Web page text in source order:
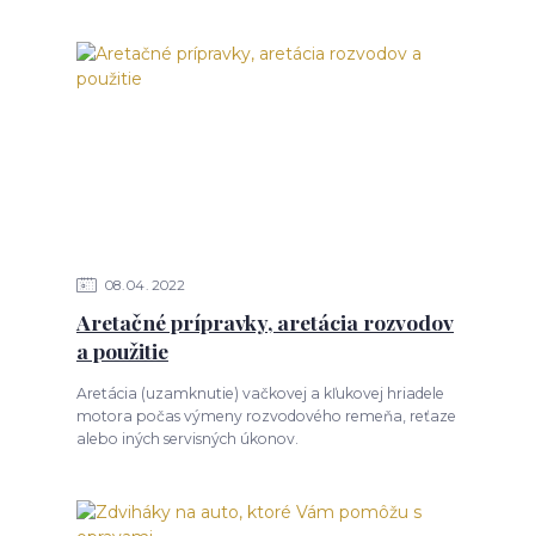
08 04 2022
Aretačné prípravky, aretácia rozvodov
a použitie
Aretácia (uzamknutie) vačkovej a kľukovej hriadele
motora počas výmeny rozvodového remeňa, reťaze
alebo iných servisných úkonov.